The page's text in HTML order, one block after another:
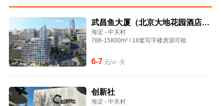
武昌鱼大厦（北京大地花园酒店大
厦）
海淀 - 中关村
788-15800m² / 18套写字楼房源可租
6-7 元/㎡·天
创新社
海淀 - 中关村